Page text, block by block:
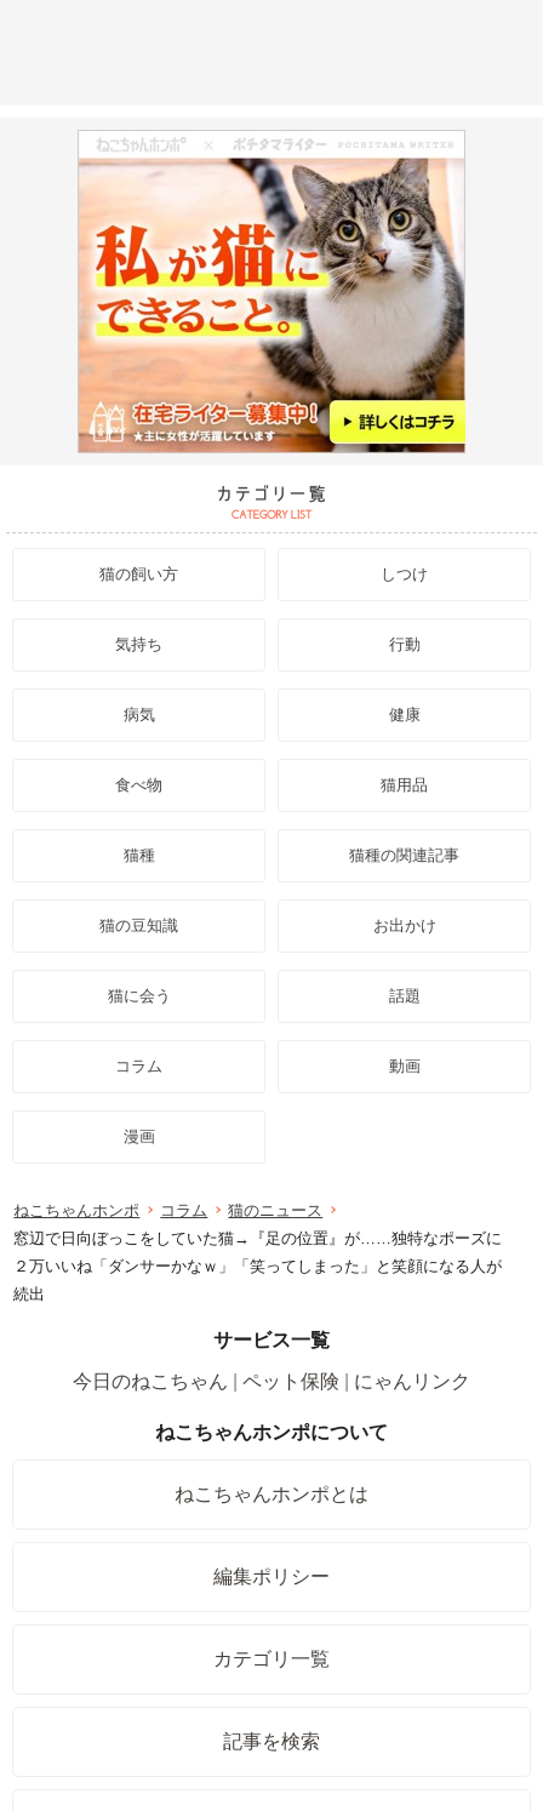
猫の飼い方 しつけ
気持ち 行動
病気 健康
食べ物 猫用品
猫種 猫種の関連記事
猫の豆知識 お出かけ
猫に会う 話題
コラム 動画
漫画
ねこちゃんホンポ コラム
猫のニュース
窓辺で日向ぼっこをしていた猫→『足の位置』が……独特なポーズに
２万いいね「ダンサーかなｗ」「笑ってしまった」と笑顔になる人が
続出
サービス一覧
今日のねこちゃん
ペット保険 にゃんリンク
ねこちゃんホンポについて
ねこちゃんホンポとは
編集ポリシー
カテゴリ一覧
記事を検索